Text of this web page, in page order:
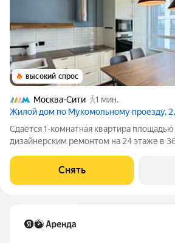
высокий спрос
Москва-Сити
1 мин.
Жилой дом по Мукомольному проезду, 2
Сдаётся 1-комнатная квартира площадью
дизайнерским ремонтом на 24 этаже в
Снять